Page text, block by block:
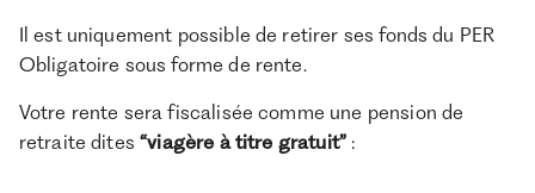
Il est uniquement possible de retirer ses fonds du PER
Obligatoire sous forme de rente.
Votre rente sera fiscalisée comme une pension de
retraite dites“viagère à titre gratuit” :